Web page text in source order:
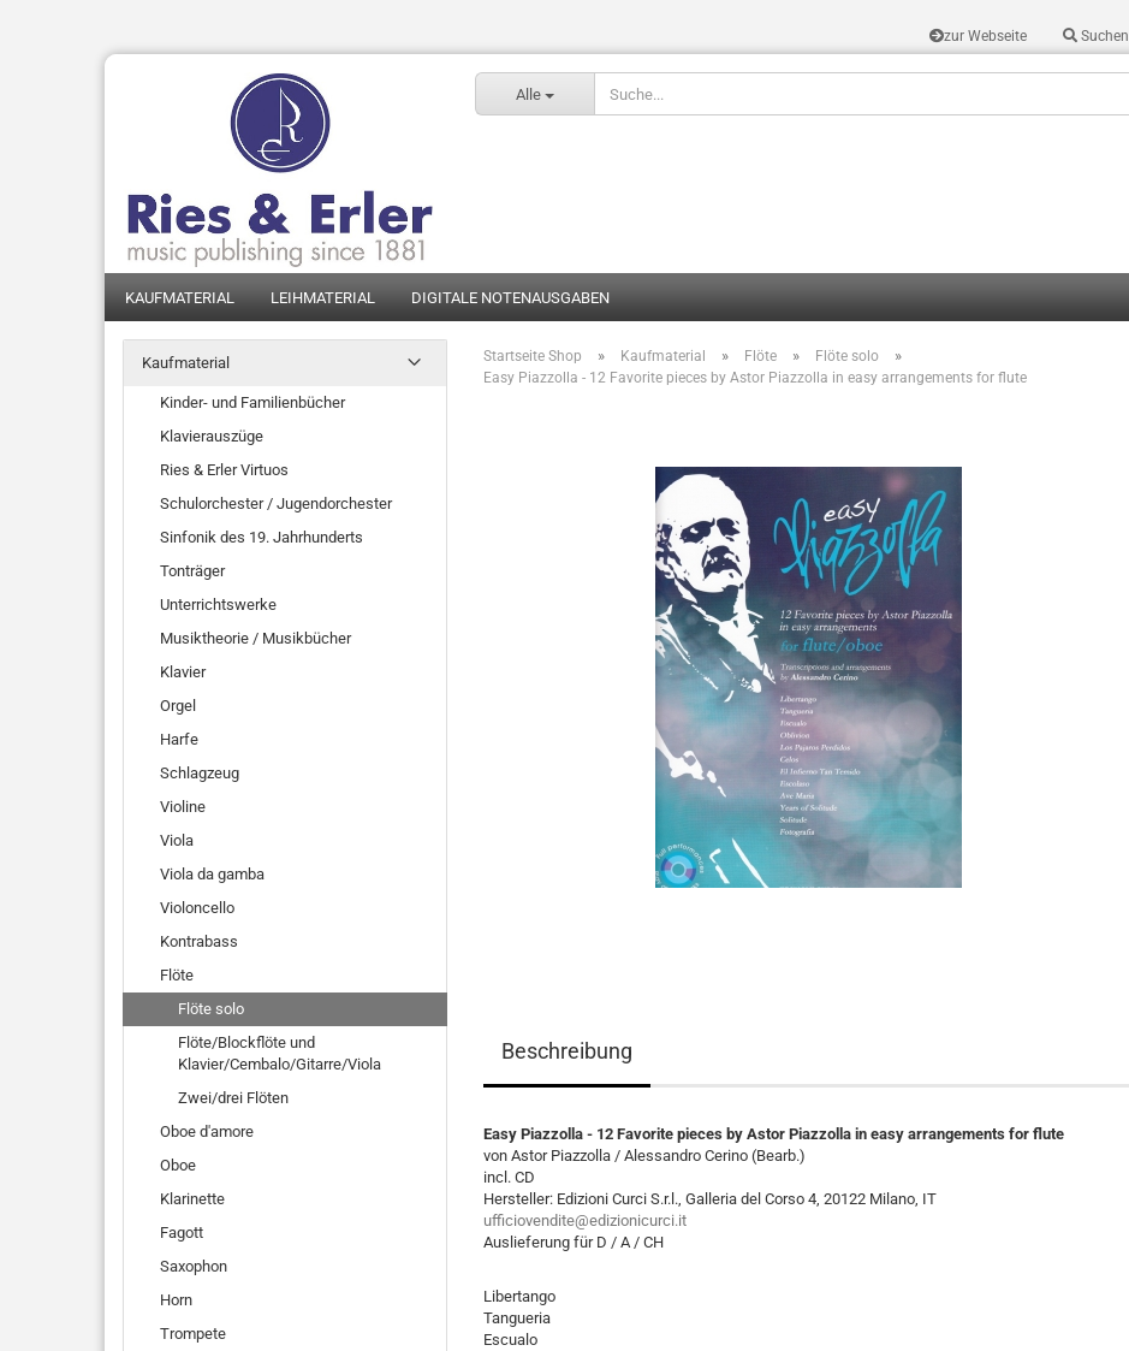
zur Webseite Suchen
Konto erstellen
Alle
KAUFMATERIAL LEIHMATERIAL DIGITALE NOTENAUSGABEN
Startseite Shop » Kaufmaterial » Flöte » Flöte solo »
Easy Piazzolla - 12 Favorite pieces by Astor Piazzolla in easy arrangements for flute
Beschreibung
Easy Piazzolla - 12 Favorite pieces by Astor Piazzolla in easy arrangements for flute
von Astor Piazzolla / Alessandro Cerino (Bearb.)
incl. CD
Hersteller: Edizioni Curci S.r.l., Galleria del Corso 4, 20122 Milano, IT
ufficiovendite@edizionicurci.it
Auslieferung für D / A / CH
Libertango
Tangueria
Escualo
Kaufmaterial
Kinder- und Familienbücher
Klavierauszüge
Ries & Erler Virtuos
Schulorchester / Jugendorchester
Sinfonik des 19. Jahrhunderts
Tonträger
Unterrichtswerke
Musiktheorie / Musikbücher
Klavier
Orgel
Harfe
Schlagzeug
Violine
Viola
Viola da gamba
Violoncello
Kontrabass
Flöte
Flöte solo
Flöte/Blockflöte und
Klavier/Cembalo/Gitarre/Viola
Zwei/drei Flöten
Oboe d'amore
Oboe
Klarinette
Fagott
Saxophon
Horn
Trompete